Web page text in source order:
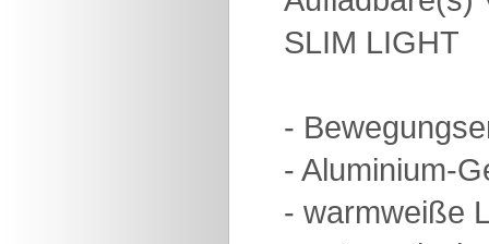
SLIM LIGHT
-
- Aluminium-
- warmweiße